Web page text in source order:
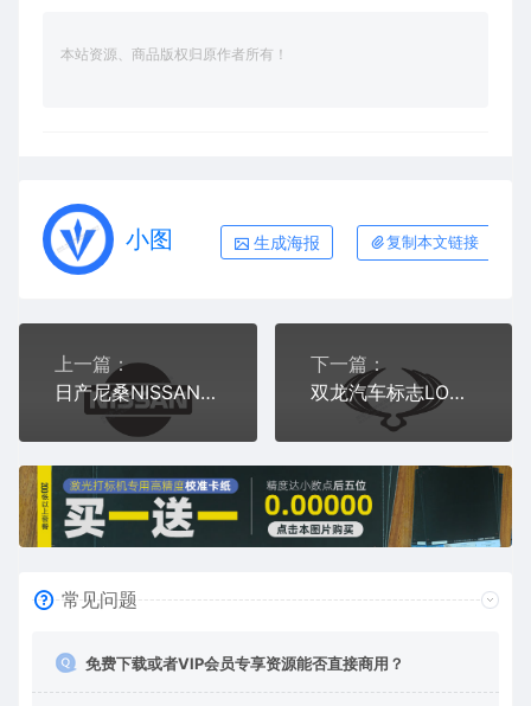
本站资源、商品版权归原作者所有！
小图 生成海报 复制本文链接
上一篇：
日产尼桑NISSAN汽车标志LOGO矢量图通用AI档激光打标图档文件
下一篇：
双龙汽车标志LOGO矢量图通用AI档激光打标图档文件
常见问题
免费下载或者VIP会员专享资源能否直接商用？